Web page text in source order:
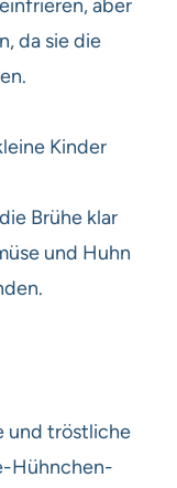
aber
da sie die
Kinder
Brühe klar
und Huhn
und tröstliche
Hühnchen-